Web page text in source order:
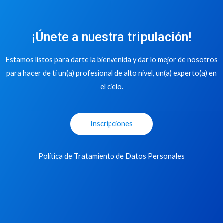
¡Únete a nuestra tripulación!
Estamos listos para darte la bienvenida y dar lo mejor de nosotros
para hacer de ti un(a) profesional de alto nivel, un(a) experto(a) en
el cielo.
Inscripciones
Política de Tratamiento de Datos Personales